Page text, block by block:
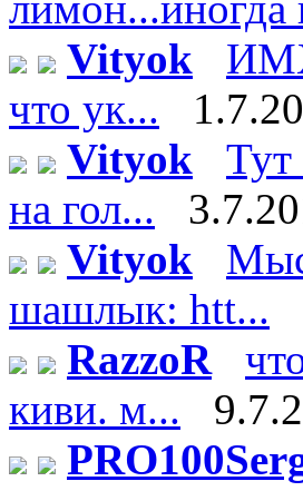
Vityok
что ук...
Vityok
Тут
на гол...
Vityok
шашлык: htt...
RazzoR
киви. м...